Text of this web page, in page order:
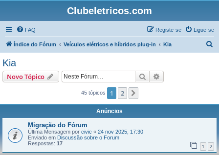
Clubeletricos.com
FAQ Ligue-se
Registe-se
Índice do Fórum Veículos elétricos e híbridos plug-in Kia
Kia
Novo Tópico Pesquisar
45 tópicos 1 2
Anúncios
Migração do Fórum
Última Mensagem por civic « 24 nov 2025, 17:30
Enviado em Discussão sobre o Forum
Respostas: 17 1 2